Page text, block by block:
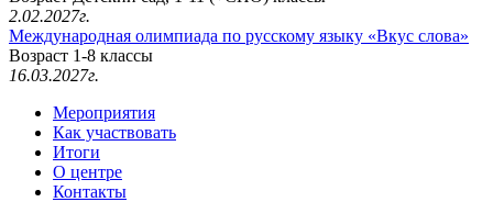
2.02.2027г.
Международная олимпиада по русскому языку «Вкус слова»
Возраст 1-8 классы
16.03.2027г.
Мероприятия
Как участвовать
Итоги
О центре
Контакты